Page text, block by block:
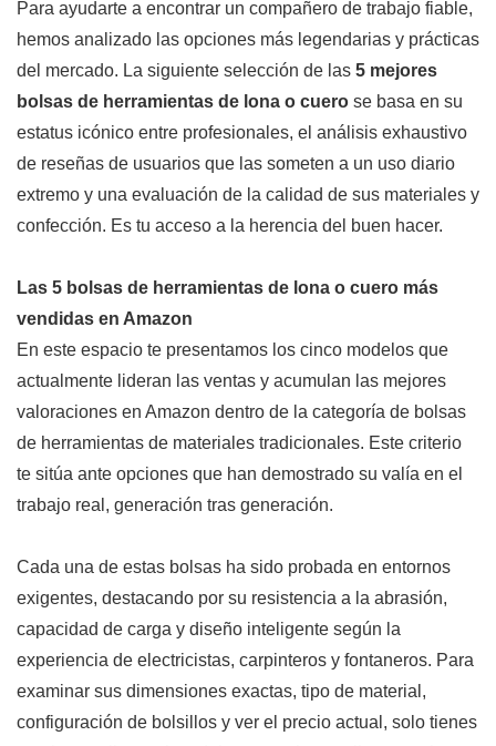
Para ayudarte a encontrar un compañero de trabajo fiable,
hemos analizado las opciones más legendarias y prácticas
del mercado. La siguiente selección de las 5 mejores
bolsas de herramientas de lona o cuero se basa en su
estatus icónico entre profesionales, el análisis exhaustivo
de reseñas de usuarios que las someten a un uso diario
extremo y una evaluación de la calidad de sus materiales y
confección. Es tu acceso a la herencia del buen hacer.
Las 5 bolsas de herramientas de lona o cuero más
vendidas en Amazon
En este espacio te presentamos los cinco modelos que
actualmente lideran las ventas y acumulan las mejores
valoraciones en Amazon dentro de la categoría de bolsas
de herramientas de materiales tradicionales. Este criterio
te sitúa ante opciones que han demostrado su valía en el
trabajo real, generación tras generación.
Cada una de estas bolsas ha sido probada en entornos
exigentes, destacando por su resistencia a la abrasión,
capacidad de carga y diseño inteligente según la
experiencia de electricistas, carpinteros y fontaneros. Para
examinar sus dimensiones exactas, tipo de material,
configuración de bolsillos y ver el precio actual, solo tienes